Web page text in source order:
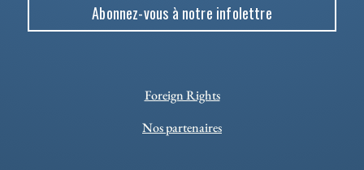
Abonnez-vous à notre infolettre
Foreign Rights
Nos partenaires